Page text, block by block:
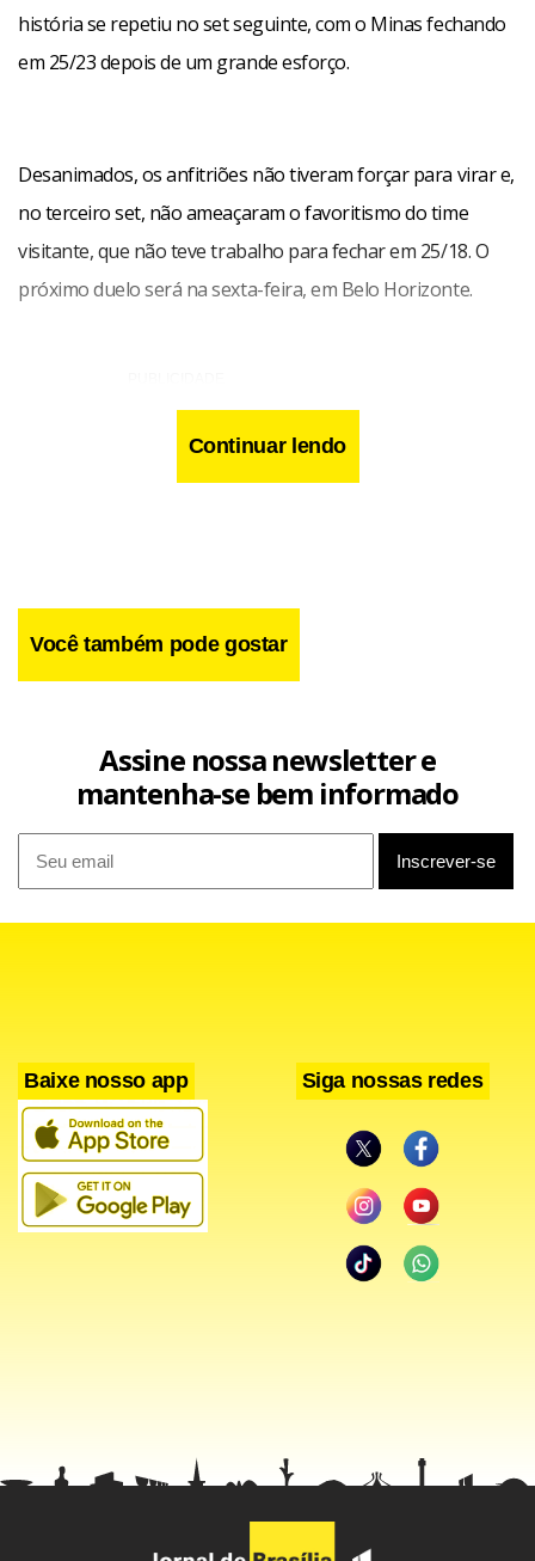
história se repetiu no set seguinte, com o Minas fechando
em 25/23 depois de um grande esforço.
Desanimados, os anfitriões não tiveram forçar para virar e,
no terceiro set, não ameaçaram o favoritismo do time
visitante, que não teve trabalho para fechar em 25/18. O
próximo duelo será na sexta-feira,em Belo Horizonte.
Facebook
WhatsApp
LinkedIn
Twitter
X Telegram
Share
Continuar lendo
Você também pode gostar
Assine nossa newsletter e
mantenha-se bem informado
Baixe nosso app Siga nossas redes